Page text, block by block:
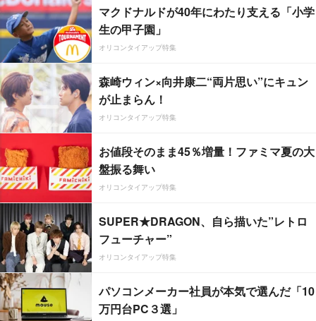
マクドナルドが40年にわたり支える「小学
生の甲子園」
オリコンタイアップ特集
森崎ウィン×向井康二“両片思い”にキュン
が止まらん！
オリコンタイアップ特集
お値段そのまま45％増量！ファミマ夏の大
盤振る舞い
オリコンタイアップ特集
SUPER★DRAGON、自ら描いた”レトロ
フューチャー”
オリコンタイアップ特集
パソコンメーカー社員が本気で選んだ「10
万円台PC３選」